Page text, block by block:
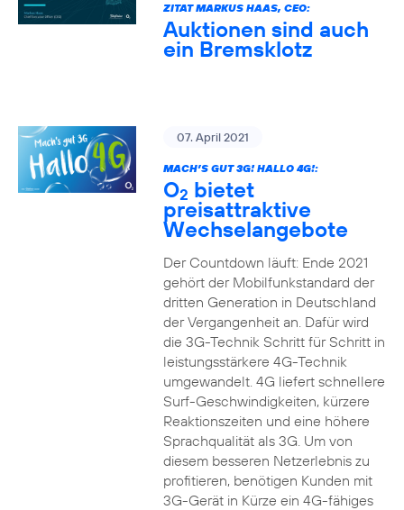
ZITAT MARKUS HAAS, CEO:
Auktionen sind auch
ein Bremsklotz
07. April 2021
MACH’S GUT 3G! HALLO 4G!:
O2 bietet
preisattraktive
Wechselangebote
Der Countdown läuft: Ende 2021
gehört der Mobilfunkstandard der
dritten Generation in Deutschland
der Vergangenheit an. Dafür wird
die 3G-Technik Schritt für Schritt in
leistungsstärkere 4G-Technik
umgewandelt. 4G liefert schnellere
Surf-Geschwindigkeiten, kürzere
Reaktionszeiten und eine höhere
Sprachqualität als 3G. Um von
diesem besseren Netzerlebnis zu
profitieren, benötigen Kunden mit
3G-Gerät in Kürze ein 4G-fähiges